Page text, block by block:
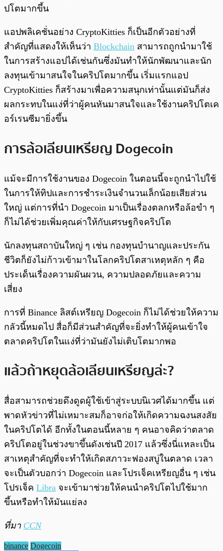
ปโตมากขึ้น
แอปพลิเคชั่นอย่าง CryptoKitties ก็เป็นอีกตัวอย่างที่
สำคัญที่แสดงให้เห็นว่า Blockchain สามารถถูกนำมาใช้
ในการสร้างแอปได้เช่นกันซึ่งมันทำให้นักพัฒนาและนัก
ลงทุนเข้ามาสนใจในคริปโตมากขึ้น เริ่มแรกแอป
CryptoKitties ก็สร้างมาเพื่อความสนุกเท่านั้นแต่มันก็ส่ง
ผลกระทบในแง่ที่ว่าผู้คนหันมาสนใจและใช้งานคริปโตเค
อร์เรนซีมายิ่งขึ้น
การล้อเลียนเหรียญ Dogecoin
แม้จะมีการใช้งานของ Dogecoin ในตอนนี้จะถูกนำไปใช้
ในการให้ทิปและการชำระเงินจำนวนเล็กน้อยเสียส่วน
ใหญ่ แต่การที่นำ Dogecoin มาเป็นเรื่องตลกหรือล้อขำ ๆ
ก็ไม่ได้ช่วยเพิ่มคุณค่าให้กับเศรษฐกิจคริปโต
นักลงทุนสถาบันใหญ่ ๆ เช่น กองทุนบำนาญและประกัน
ชีวิตก็ยังไม่ก้าวเข้ามาในโลกคริปโตสาเหตุหลัก ๆ คือ
ประเด็นเรื่องความผันผวน, ความปลอดภัยและความ
เสี่ยง
การที่ Binance ลิสต์เหรียญ Dogecoin ก็ไม่ได้ช่วยให้ความ
กลัวนี้หมดไป สื่อก็มีส่วนสำคัญที่จะยิ่งทำให้ผู้คนเข้าใจ
ตลาดคริปโตในแง่ที่ว่ามันยังไม่เติบโตมากพอ
แล้วถ้าหยุดล้อเลียนเหรียญล่ะ?
สื่อสามารถช่วยดึงดูดผู้ใช้เข้าสู่ระบบนิเวศได้มากขึ้น แต่
พาดหัวข่าวที่ไม่เหมาะสมก็อาจก่อให้เกิดความฉงนสงสัย
ในคริปโตได้ อีกทั้งในตอนนี้หลาย ๆ คนอาจคิดว่าตลาด
คริปโตอยู่ในช่วงขาขึ้นดังเช่นปี 2017 แล้วซึ่งนี่แหละเป็น
สาเหตุสำคัญที่จะทำให้เกิดสภาวะฟองสบู่ในตลาด เวลา
จะเป็นตัวบอกว่า Dogecoin และโปรเจ็คเหรียญอื่น ๆ เช่น
โปรเจ็ค Libra จะเข้ามาช่วยให้คนนำคริปโตไปใช้มาก
ขึ้นหรือทำให้มันแย่ลง
ที่มา CCN
binance Dogecoin